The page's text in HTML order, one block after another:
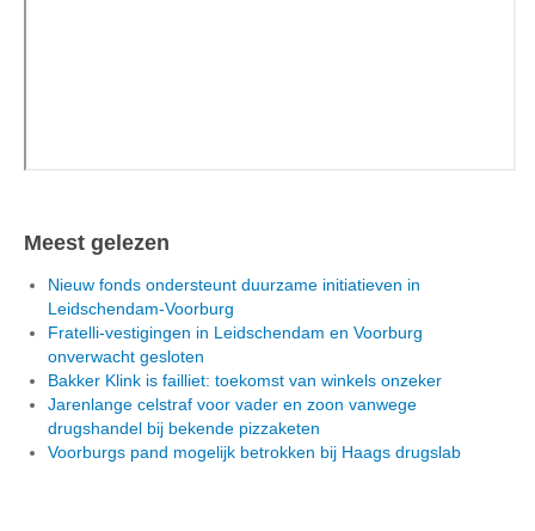
Meest gelezen
Nieuw fonds ondersteunt duurzame initiatieven in
Leidschendam-Voorburg
Fratelli-vestigingen in Leidschendam en Voorburg
onverwacht gesloten
Bakker Klink is failliet: toekomst van winkels onzeker
Jarenlange celstraf voor vader en zoon vanwege
drugshandel bij bekende pizzaketen
Voorburgs pand mogelijk betrokken bij Haags drugslab